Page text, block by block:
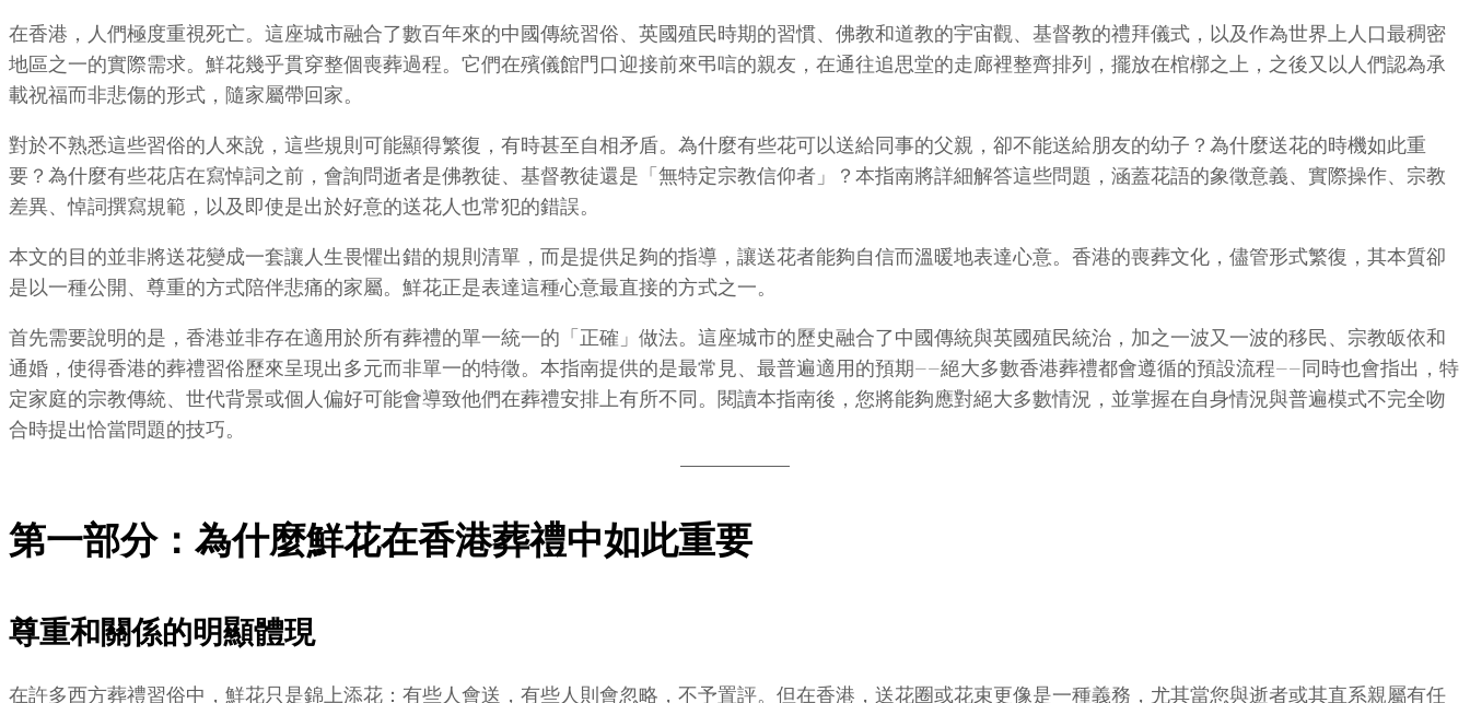
在香港，人們極度重視死亡。這座城市融合了數百年來的中國傳統習俗、英國殖民時期的習慣、佛教和道教的宇宙觀、基督教的禮拜儀式，以及作為世界上人口最稠密
地區之一的實際需求。鮮花幾乎貫穿整個喪葬過程。它們在殯儀館門口迎接前來弔唁的親友，在通往追思堂的走廊裡整齊排列，擺放在棺槨之上，之後又以人們認為承
載祝福而非悲傷的形式，隨家屬帶回家。
對於不熟悉這些習俗的人來說，這些規則可能顯得繁復，有時甚至自相矛盾。為什麼有些花可以送給同事的父親，卻不能送給朋友的幼子？為什麼送花的時機如此重
要？為什麼有些花店在寫悼詞之前，會詢問逝者是佛教徒、基督教徒還是「無特定宗教信仰者」？本指南將詳細解答這些問題，涵蓋花語的象徵意義、實際操作、宗教
差異、悼詞撰寫規範，以及即使是出於好意的送花人也常犯的錯誤。
本文的目的並非將送花變成一套讓人生畏懼出錯的規則清單，而是提供足夠的指導，讓送花者能夠自信而溫暖地表達心意。香港的喪葬文化，儘管形式繁復，其本質卻
是以一種公開、尊重的方式陪伴悲痛的家屬。鮮花正是表達這種心意最直接的方式之一。
首先需要說明的是，香港並非存在適用於所有葬禮的單一統一的「正確」做法。這座城市的歷史融合了中國傳統與英國殖民統治，加之一波又一波的移民、宗教皈依和
通婚，使得香港的葬禮習俗歷來呈現出多元而非單一的特徵。本指南提供的是最常見、最普遍適用的預期——絕大多數香港葬禮都會遵循的預設流程——同時也會指出，特
定家庭的宗教傳統、世代背景或個人偏好可能會導致他們在葬禮安排上有所不同。閱讀本指南後，您將能夠應對絕大多數情況，並掌握在自身情況與普遍模式不完全吻
合時提出恰當問題的技巧。
第一部分：為什麼鮮花在香港葬禮中如此重要
尊重和關係的明顯體現
在許多西方葬禮習俗中，鮮花只是錦上添花：有些人會送，有些人則會忽略，不予置評。但在香港，送花圈或花束更像是一種義務，尤其當您與逝者或其直系親屬有任